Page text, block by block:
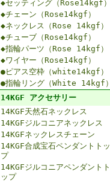
◆セッティング（Rose14kgf）
◆チェーン（Rose14kgf）
◆ネックレス（Rose 14kgf）
◆チューブ（Rose14kgf）
◆指輪パーツ（Rose 14kgf）
◆ワイヤー（Rose14kgf）
●ピアス空枠（white14kgf）
●指輪リング（White 14kgf）
14KGF アクセサリー
14KGF天然石ネックレス
14KGFジルコニアネックレス
14KGFネックレスチェーン
14KGF合成宝石ペンダントトッ
プ
14KGFジルコニアペンダントト
ップ